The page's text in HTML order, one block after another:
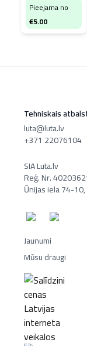
Pieejama no
€5.00
Tehniskais
luta@luta.lv
+371 22076104
SIA Luta.lv
Reģ. Nr.
Ūnijas iela 74-
Jaunumi
Mūsu draugi